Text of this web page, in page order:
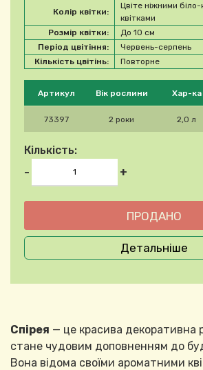
Будь ласка, виберіть продукт
Артикул Вік рослини Хар-ка
73397 2 роки 2,0 л
Кількість:
-
+
Колір квітки:
Цвіте ніжними
квітками
Розмір квітки:
До 10 см
Період цвітіння:
Червень-серпень
Кількість цвітінь:
Повторне
Детальніше
Спірея — це красива декоративна
стане чудовим доповненням до
Вона відома своїми ароматними